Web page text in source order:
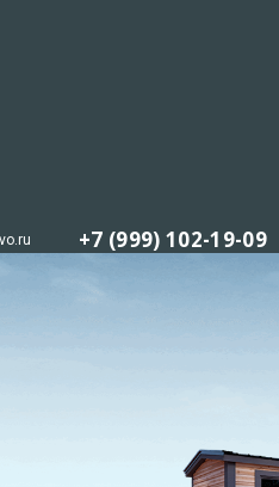
+7 (999) 102-19-09